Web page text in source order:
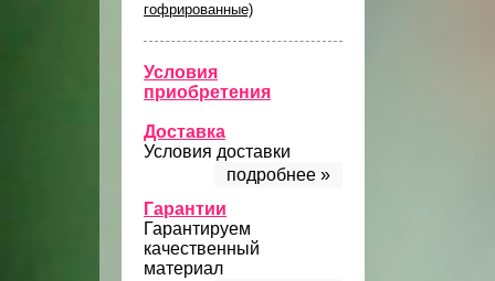
гофрированные)
Условия
приобретения
Доставка
Условия доставки
подробнее »
Гарантии
Гарантируем
качественный
материал